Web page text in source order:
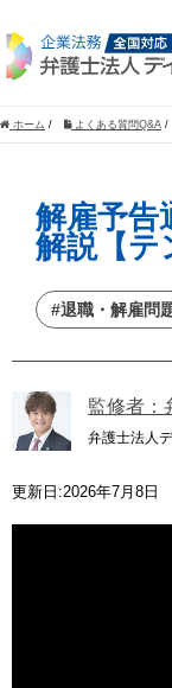
ホーム / よくある質問Q&A /
解雇予告
解説【テ
#退職・解雇問
監修者
弁護士法人
更新日:2026年7月8日